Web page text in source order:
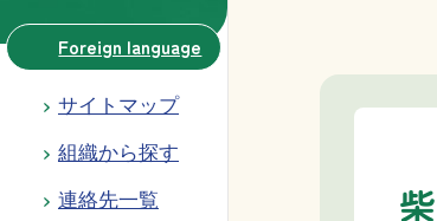
Foreign language
サイトマップ
組織から探す
連絡先一覧